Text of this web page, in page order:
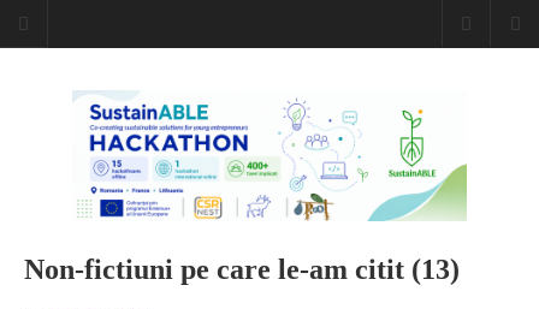
Caiet de
insemnari
DESCARCĂ!
Non-fictiuni pe care le-am citit (13)